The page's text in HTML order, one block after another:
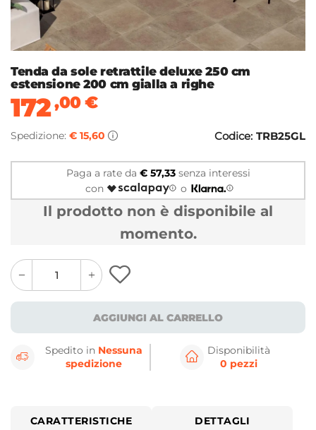
Tenda da sole retrattile deluxe 250 cm
estensione 200 cm gialla a righe
172,00€
Spedizione: € 15,60 Codice: TRB25GL
Paga a rate da € 57,33senza interessi
con
o
Il prodotto non è disponibile al
momento.
quantity
button
quantity
minus
button
AGGIUNGI AL CARRELLO
Spedito in Nessuna
spedizione
Disponibilità
0 pezzi
CARATTERISTICHE DETTAGLI